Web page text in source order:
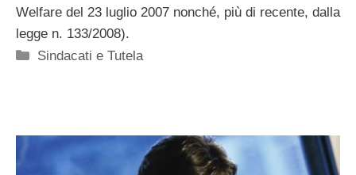
Welfare del 23 luglio 2007 nonché, più di recente, dalla
legge n. 133/2008).
Categorie
Sindacati e Tutela